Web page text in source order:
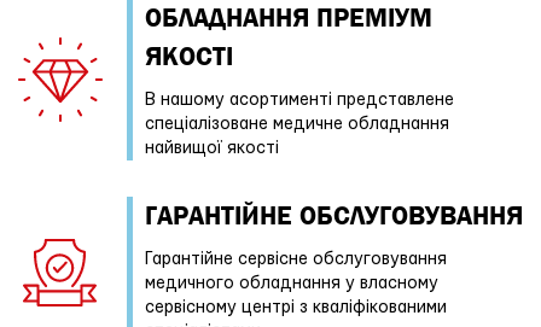
ОБЛАДНАННЯ ПРЕМІУМ
ЯКОСТІ
В нашому асортименті представлене
спеціалізоване медичне обладнання
найвищої якості
ГАРАНТІЙНE ОБСЛУГОВУВАННЯ
Гарантійне сервісне обслуговування
медичного обладнання у власному
сервісному центрі з кваліфікованими